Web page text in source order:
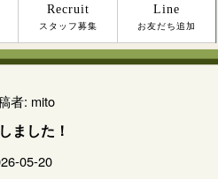
Recruit
スタッフ募集
Line
お友だち追加
者: mito
ました！
05-20